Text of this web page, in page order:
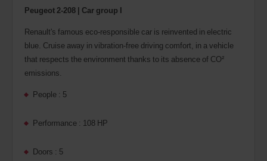
Peugeot 2-208 | Car group I
Renault's famous eco-responsible car is reinvented in electric
blue. Cruise away in vibration-free driving comfort, in a vehicle
that respects the environment thanks to its absence of CO²
emissions.
People : 5
Performance : 108 HP
Doors : 5